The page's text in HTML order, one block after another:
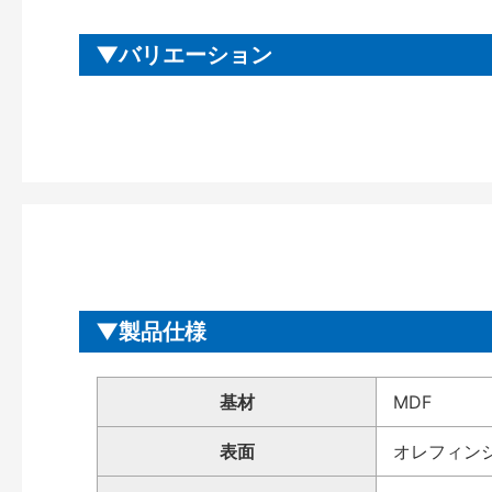
バリエーション
製品仕様
基材 MDF
表面 オレフィン